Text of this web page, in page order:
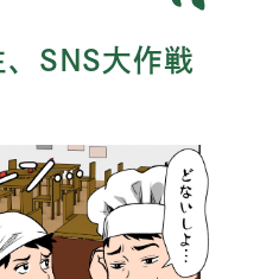
、SNS大作戦